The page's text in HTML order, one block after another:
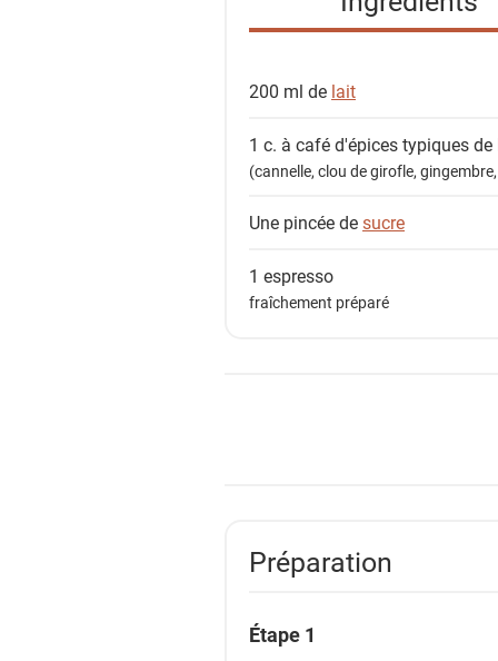
200 ml de lait
1 c. à caféd'épices typiques de
(cannelle, clou de girofle,
Une pincée desucre
1 espresso
fraîchement préparé
Préparation
Étape 1